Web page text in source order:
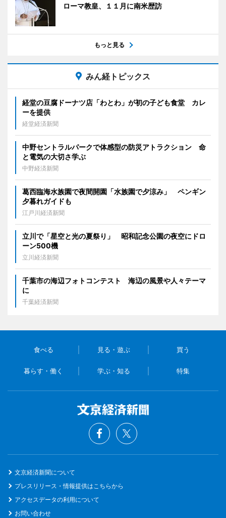
ローマ教皇、１１月に南米歴訪
もっと見る
みん経トピックス
経堂の豆腐ドーナツ店「わとわ」が初の子ども食堂 カレ
ーを提供
経堂経済新聞
中野セントラルパークで体感型の防災アトラクション 命
と電気の大切さ学ぶ
中野経済新聞
葛西臨海水族園で夜間開園「水族園で夕涼み」 ペンギン
夕暮れガイドも
江戸川経済新聞
立川で「星空と光の夏祭り」 昭和記念公園の夜空にドロ
ーン500機
立川経済新聞
千葉市の海辺フォトコンテスト 海辺の風景や人々テーマ
に
千葉経済新聞
食べる 見る・遊ぶ 買う
暮らす・働く 学ぶ・知る 特集
文京経済新聞について
プレスリリース・情報提供はこちらから
アクセスデータの利用について
お問い合わせ